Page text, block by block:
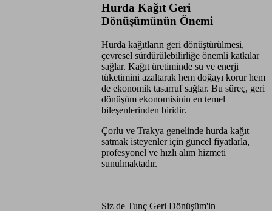
Hurda Kağıt Geri
Dönüşümünün Önemi
Hurda kağıtların geri dönüştürülmesi,
çevresel sürdürülebilirliğe önemli katkılar
sağlar. Kağıt üretiminde su ve enerji
tüketimini azaltarak hem doğayı korur hem
de ekonomik tasarruf sağlar. Bu süreç, geri
dönüşüm ekonomisinin en temel
bileşenlerinden biridir.
Çorlu ve Trakya genelinde hurda kağıt
satmak isteyenler için güncel fiyatlarla,
profesyonel ve hızlı alım hizmeti
sunulmaktadır.
Siz de Tunç Geri Dönüşüm'in